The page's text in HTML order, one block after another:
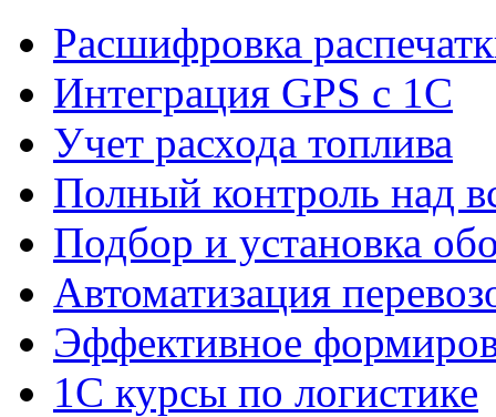
Расшифровка
Интеграция GPS с 1С
Учет расхода топлива
Полный контроль над
Подбор и установка
Автоматизация
Эффективное
1С курсы по логистике